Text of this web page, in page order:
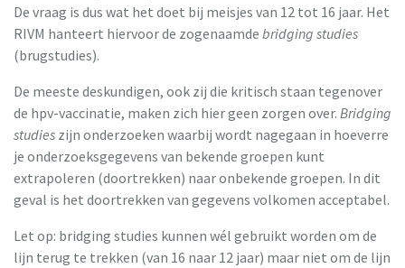
De vraag is dus wat het doet bij meisjes van 12 tot 16 jaar. Het
RIVM hanteert hiervoor de zogenaamde bridging studies
(brugstudies).
De meeste deskundigen, ook zij die kritisch staan tegenover
de hpv-vaccinatie, maken zich hier geen zorgen over. Bridging
studies zijn onderzoeken waarbij wordt nagegaan in hoeverre
je onderzoeksgegevens van bekende groepen kunt
extrapoleren (doortrekken) naar onbekende groepen. In dit
geval is het doortrekken van gegevens volkomen acceptabel.
Let op: bridging studies kunnen wél gebruikt worden om de
lijn terug te trekken (van 16 naar 12 jaar) maar niet om de lijn